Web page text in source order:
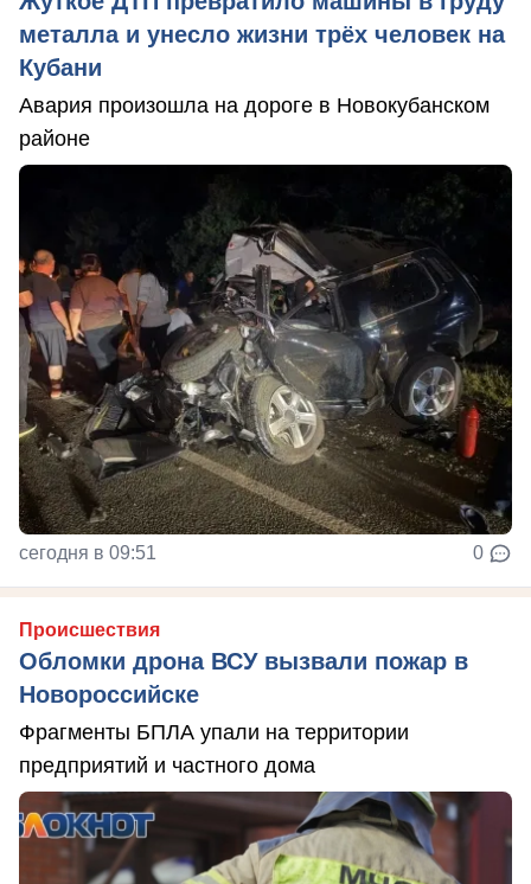
металла и унесло жизни трёх человек на
Кубани
Авария произошла на дороге в Новокубанском
районе
сегодня в 09:51 0
Происшествия
Обломки дрона ВСУ вызвали пожар в
Новороссийске
Фрагменты БПЛА упали на территории
предприятий и частного дома